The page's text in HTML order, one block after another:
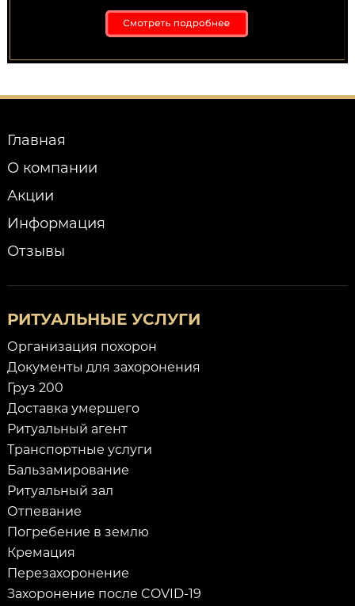
Главная
О компании
Акции
Информация
Отзывы
РИТУАЛЬНЫЕ УСЛУГИ
Организация похорон
Документы для захоронения
Груз 200
Доставка умершего
Ритуальный агент
Транспортные услуги
Бальзамирование
Ритуальный зал
Отпевание
Погребение в землю
Кремация
Перезахоронение
Захоронение после COVID-19